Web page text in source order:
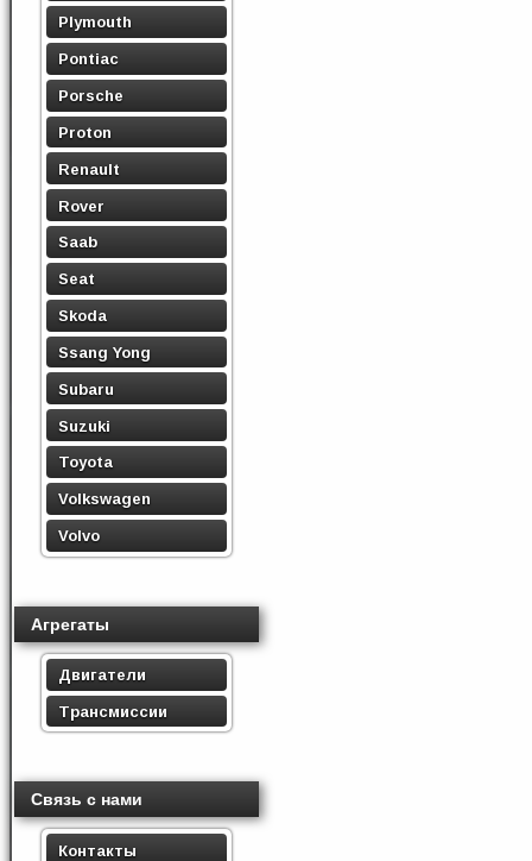
Plymouth
Pontiac
Porsche
Proton
Renault
Rover
Saab
Seat
Skoda
Ssang Yong
Subaru
Suzuki
Toyota
Volkswagen
Volvo
Агрегаты
Двигатели
Трансмиссии
Связь с нами
Контакты